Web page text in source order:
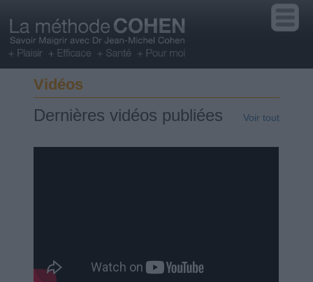
Vidéos
Dernières vidéos publiées Voir tout